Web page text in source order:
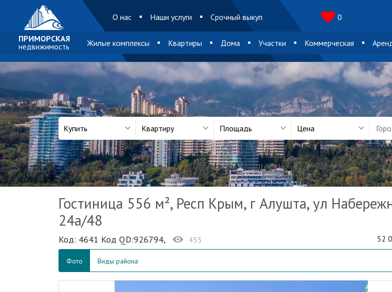
ПРИМОРСКАЯ
недвижимость
O нас Наши услуги Срочный выкуп 0
Жилые комплексы Квартиры Дома Участки Коммерческая
Купить Квартиру Площадь Цена
Гостиница 556 м², Респ Крым, г Алушта, ул
24а/48
Код: 4641 Код QD:926794, 455 52
Фото Виды района